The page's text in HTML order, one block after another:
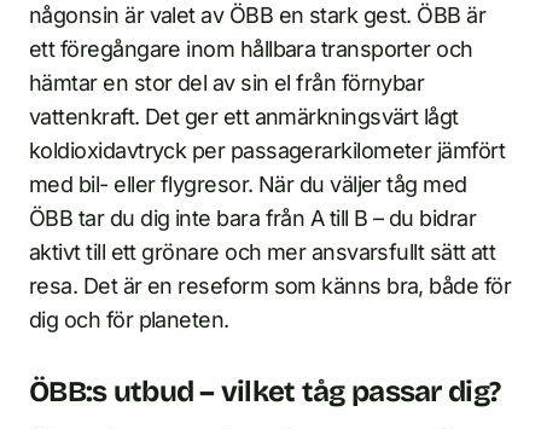
någonsin är valet av ÖBB en stark gest. ÖBB är
ett föregångare inom hållbara transporter och
hämtar en stor del av sin el från förnybar
vattenkraft. Det ger ett anmärkningsvärt lågt
koldioxidavtryck per passagerarkilometer jämfört
med bil- eller flygresor. När du väljer tåg med
ÖBB tar du dig inte bara från A till B – du bidrar
aktivt till ett grönare och mer ansvarsfullt sätt att
resa. Det är en reseform som känns bra, både för
dig och för planeten.
ÖBB:s utbud – vilket tåg passar dig?